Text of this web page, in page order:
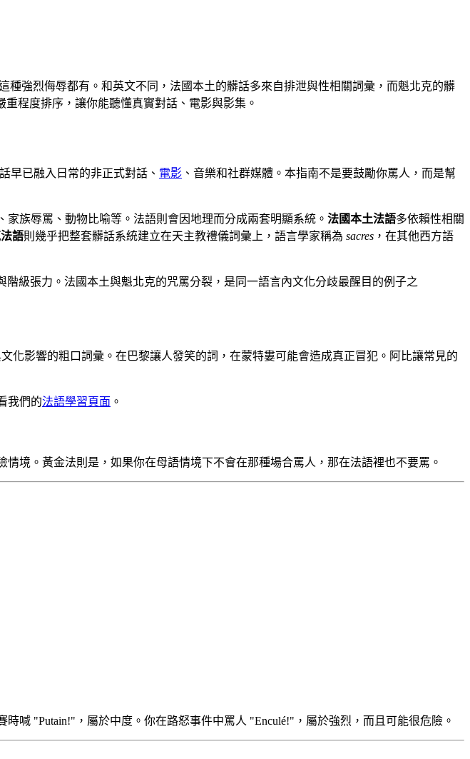
種強烈侮辱都有。和英文不同，法國本土的髒話多來自排泄與性相關詞彙，而魁北克的髒
重程度排序，讓你能聽懂真實對話、電影與影集。
早已融入日常的非正式對話、 電影 、音樂和社群媒體。本指南不是要鼓勵你罵人，而是幫
族辱罵、動物比喻等。法語則會因地理而分成兩套明顯系統。 法國本土法語多依賴性相關
語則幾乎把整套髒話系統建立在天主教禮儀詞彙上，語言學家稱為 sacres ，在其他西方語
級張力。法國本土與魁北克的咒罵分裂，是同一語言內文化分歧最醒目的例子之
化影響的粗口詞彙。在巴黎讓人發笑的詞，在蒙特婁可能會造成真正冒犯。阿比讓常見的
我們的法語學習頁面 。
境。黃金法則是，如果你在母語情境下不會在那種場合罵人，那在法語裡也不要罵。
喊 "Putain!"，屬於中度。你在路怒事件中罵人 "Enculé!"，屬於強烈，而且可能很危險。